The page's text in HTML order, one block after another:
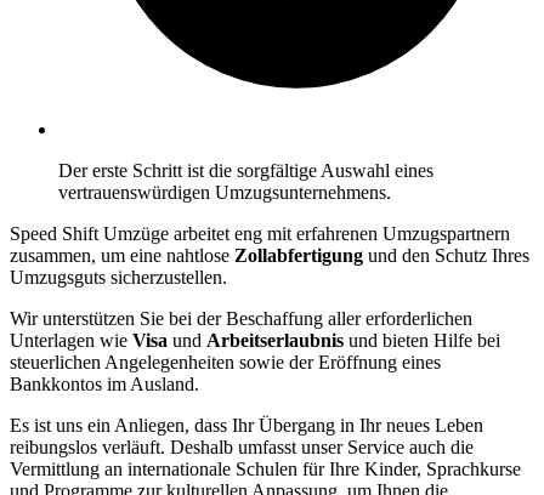
Der erste Schritt ist die sorgfältige Auswahl eines
vertrauenswürdigen Umzugsunternehmens.
Speed Shift Umzüge arbeitet eng mit erfahrenen Umzugspartnern
zusammen, um eine nahtlose Zollabfertigung und den Schutz Ihres
Umzugsguts sicherzustellen.
Wir unterstützen Sie bei der Beschaffung aller erforderlichen
Unterlagen wie Visa und Arbeitserlaubnis und bieten Hilfe bei
steuerlichen Angelegenheiten sowie der Eröffnung eines
Bankkontos im Ausland.
Es ist uns ein Anliegen, dass Ihr Übergang in Ihr neues Leben
reibungslos verläuft. Deshalb umfasst unser Service auch die
Vermittlung an internationale Schulen für Ihre Kinder, Sprachkurse
und Programme zur kulturellen Anpassung, um Ihnen die